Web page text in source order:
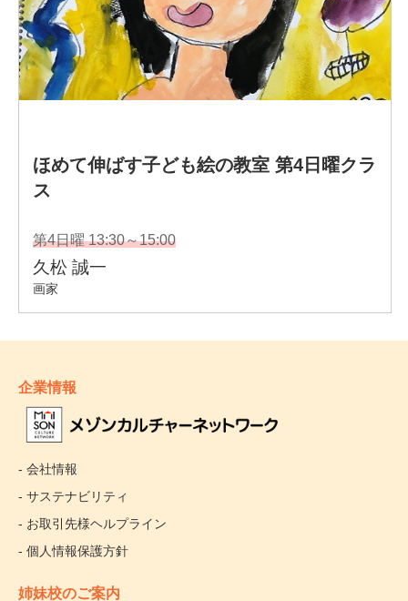
企業情報
- 会社情報
- サステナビリティ
- お取引先様ヘルプライン
- 個人情報保護方針
姉妹校のご案内